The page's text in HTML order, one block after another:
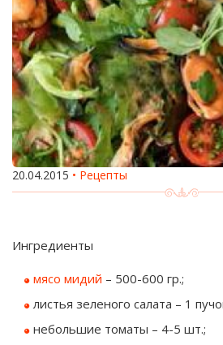
20.04.2015 Рецепты
Ингредиенты
мясо мидий – 500-600 гр.;
листья зеленого салата – 1
небольшие томаты – 4-5 шт.;